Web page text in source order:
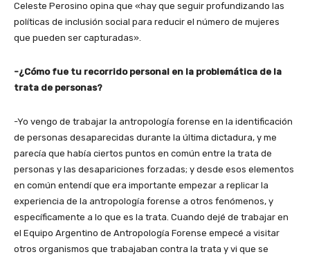
Celeste Perosino opina que «hay que seguir profundizando las
políticas de inclusión social para reducir el número de mujeres
que pueden ser capturadas».
-¿Cómo fue tu recorrido personal en la problemática de la
trata de personas?
-Yo vengo de trabajar la antropología forense en la identificación
de personas desaparecidas durante la última dictadura, y me
parecía que había ciertos puntos en común entre la trata de
personas y las desapariciones forzadas; y desde esos elementos
en común entendí que era importante empezar a replicar la
experiencia de la antropología forense a otros fenómenos, y
específicamente a lo que es la trata. Cuando dejé de trabajar en
el Equipo Argentino de Antropología Forense empecé a visitar
otros organismos que trabajaban contra la trata y vi que se